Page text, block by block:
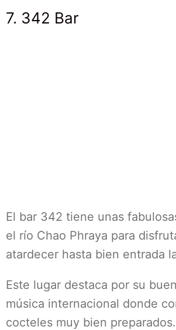
7. 342 Bar
El bar 342 tiene unas
el río Chao Phraya para
atardecer hasta bien entrada
Este lugar destaca por su
música internacional donde
cocteles muy bien preparados.